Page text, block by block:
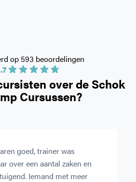
over de Schok
Cursussen?
op 593 beoordelingen
goed, trainer was
over een aantal zaken en
Iemand met meer